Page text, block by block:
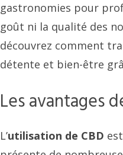
gastronomies pour
goût ni la qualité des
découvrez comment
détente et bien-être
Les avantages
L’utilisation de CBD